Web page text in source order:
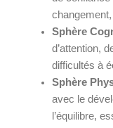
Sphère
d’attention,
difficultés à
Sphère
avec le
l’équilibre,